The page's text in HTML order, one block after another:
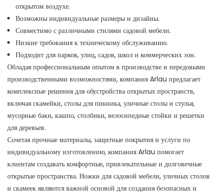
открытом воздухе.
Возможны индивидуальные размеры и дизайны.
Совместимо с различными стилями садовой мебели.
Низкие требования к техническому обслуживанию.
Подходит для парков, улиц, садов, школ и коммерческих зон.
Обладая профессиональным опытом в производстве и передовыми
производственными возможностями, компания Arlau предлагает
комплексные решения для обустройства открытых пространств,
включая скамейки, столы для пикника, уличные столы и стулья,
мусорные баки, кашпо, столбики, велосипедные стойки и решетки
для деревьев.
Сочетая прочные материалы, защитные покрытия и услуги по
индивидуальному изготовлению, компания Arlau помогает
клиентам создавать комфортные, привлекательные и долговечные
открытые пространства. Ножки для садовой мебели, уличных столов
и скамеек являются важной основой для создания безопасных и